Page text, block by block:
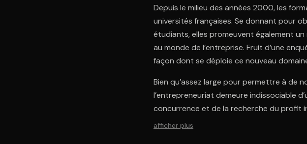
Depuis le milieu des années 2000, les
universités françaises. Se donnant pour
étudiants, elles promeuvent également
au monde de l’entreprise. Fruit d’une
façon dont se déploie ce nouveau
Bien qu’assez large pour permettre à de
l’entrepreneuriat demeure indissociable
concurrence et de la recherche du profit
afficher plus